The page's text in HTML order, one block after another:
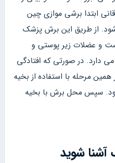
ابتدا برشی موازی چین
از طریق این برش پزشک
و عضلات زیر پوستی و
می دارد. در صورتی که افتادگی
مرحله با استفاده از بخیه
سپس محل برش با بخیه
آشنا شوید